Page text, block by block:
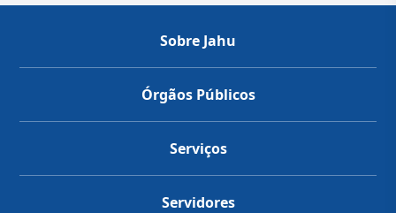
Sobre Jahu
Órgãos Públicos
Serviços
Servidores